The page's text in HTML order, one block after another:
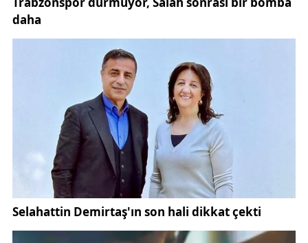
bulundu:
“MÜSİAD, ticaretine ahlakı ve samimiyeti katan
insanların ortak çatısıdır. Yaklaşık 36 yıl önce idealist
iş insanlarının ortaya koyduğu bu yapı, bugün
uluslararası ölçekte güçlü bir ekonomik networke
dönüşmüştür. MÜSİAD Sivas Şubesi olarak bizler de
genel merkezimizin ortaya koyduğu vizyon
doğrultusunda şehrimizin sanayisini, ticaretini ve
istihdamını geliştirmek adına çalışmalarımızı
sürdürüyoruz.”
Türkiye’nin ekonomik bağımsızlığının güçlü